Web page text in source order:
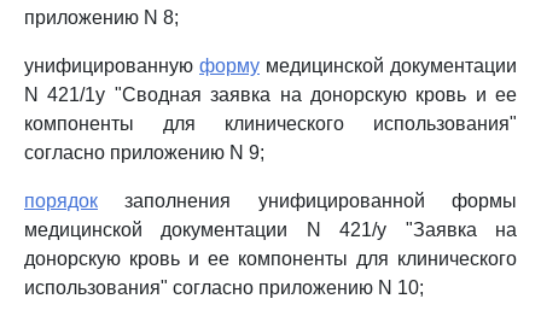
приложению N 8;
унифицированную форму медицинской документации
N 421/1у "Сводная заявка на донорскую кровь и ее
компоненты для клинического использования"
согласно приложению N 9;
порядок заполнения унифицированной формы
медицинской документации N 421/у "Заявка на
донорскую кровь и ее компоненты для клинического
использования" согласно приложению N 10;